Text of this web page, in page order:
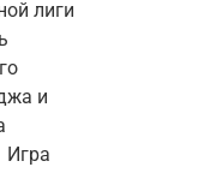
лиги
и
Игра